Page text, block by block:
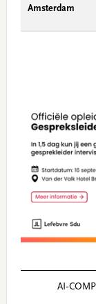
Amsterdam